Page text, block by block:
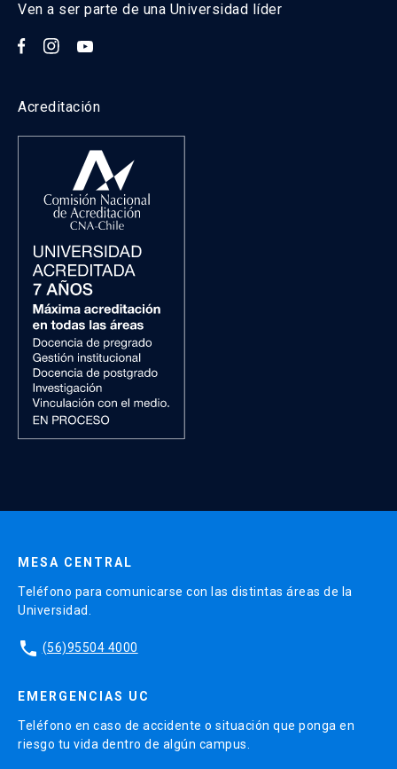
Ven a ser parte de una Universidad líder
Acreditación
MESA CENTRAL
Teléfono para comunicarse con las distintas áreas de la
Universidad.
phone (56)95504 4000
EMERGENCIAS UC
Teléfono en caso de accidente o situación que ponga en
riesgo tu vida dentro de algún campus.